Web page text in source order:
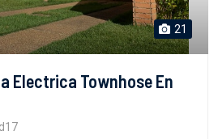
21
Electrica Townhose En